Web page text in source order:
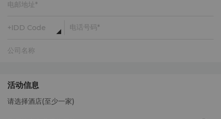
活动信息
请选择酒店(至少一家)